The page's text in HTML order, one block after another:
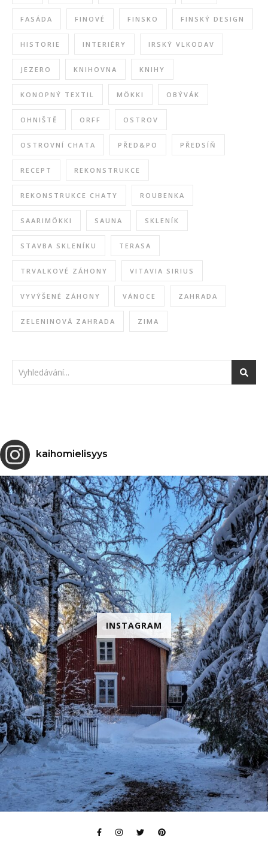
FASÁDA FINOVÉ FINSKO FINSKÝ DESIGN
HISTORIE INTERIÉRY IRSKÝ VLKODAV
JEZERO KNIHOVNA KNIHY
KONOPNÝ TEXTIL MÖKKI OBÝVÁK
OHNIŠTĚ ORFF OSTROV
OSTROVNÍ CHATA PŘED&PO PŘEDSÍŇ
RECEPT REKONSTRUKCE
REKONSTRUKCE CHATY ROUBENKA
SAARIMÖKKI SAUNA SKLENÍK
STAVBA SKLENÍKU TERASA
TRVALKOVÉ ZÁHONY VITAVIA SIRIUS
VYVÝŠENÉ ZÁHONY VÁNOCE ZAHRADA
ZELENINOVÁ ZAHRADA ZIMA
INSTAGRAM
kaihomielisyys